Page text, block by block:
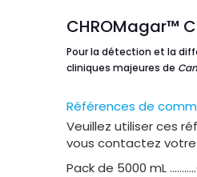
CHROMagar™
Pour la détection et la
cliniques majeures de
Références de
Veuillez utiliser ces
vous contactez
Pack de 5000 mL